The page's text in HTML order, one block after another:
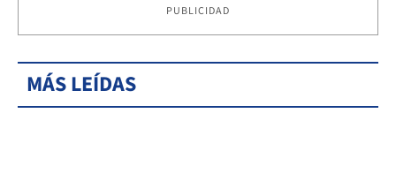
PUBLICIDAD
MÁS LEÍDAS